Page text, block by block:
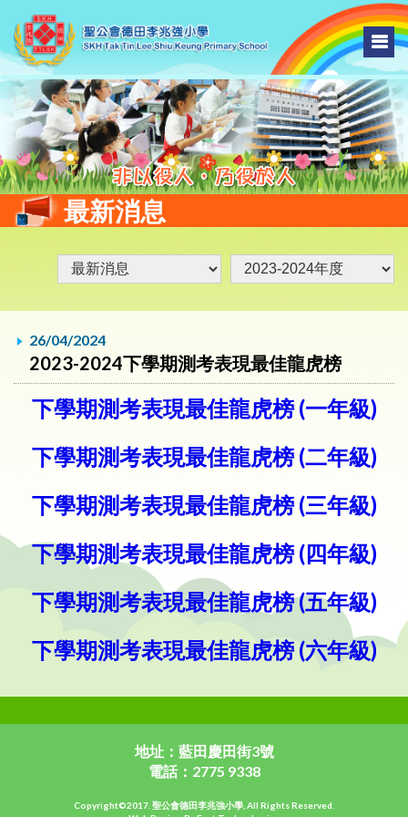
最新消息
26/04/2024
2023-2024下學期測考表現最佳龍虎榜
下學期測考表現最佳龍虎榜 (一年級)
下學期測考表現最佳龍虎榜 (二年級)
下學期測考表現最佳龍虎榜 (三年級)
下學期測考表現最佳龍虎榜 (四年級)
下學期測考表現最佳龍虎榜 (五年級)
下學期測考表現最佳龍虎榜 (六年級)
地址：藍田慶田街3號
電話：2775 9338
Copyright©2017. 聖公會德田李兆強小學, All Rights Reserved.